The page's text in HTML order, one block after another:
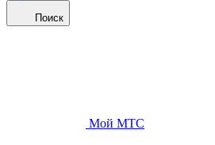
Поиск
Мой МТС